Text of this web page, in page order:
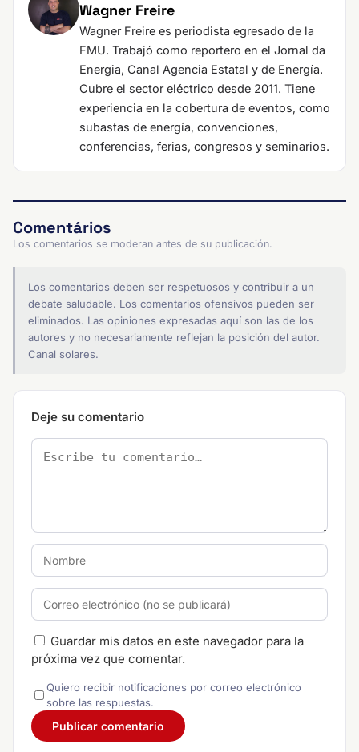
Wagner Freire
Wagner Freire es periodista egresado de la
FMU. Trabajó como reportero en el Jornal da
Energia, Canal Agencia Estatal y de Energía.
Cubre el sector eléctrico desde 2011. Tiene
experiencia en la cobertura de eventos, como
subastas de energía, convenciones,
conferencias, ferias, congresos y seminarios.
Comentários
Los comentarios se moderan antes de su publicación.
Los comentarios deben ser respetuosos y contribuir a un
debate saludable. Los comentarios ofensivos pueden ser
eliminados. Las opiniones expresadas aquí son las de los
autores y no necesariamente reflejan la posición del autor.
Canal solares.
Deje su comentario
Guardar mis datos en este navegador para la
próxima vez que comentar.
Quiero recibir notificaciones por correo electrónico
sobre las respuestas.